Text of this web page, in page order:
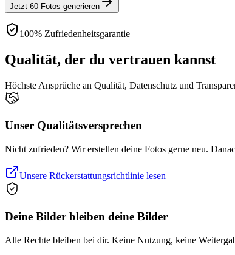
Jetzt 60 Fotos generieren
100% Zufriedenheitsgarantie
Qualität, der du vertrauen kannst
Höchste Ansprüche an Qualität, Datenschutz und
Unser Qualitätsversprechen
Nicht zufrieden? Wir erstellen deine Fotos gerne neu.
Unsere Rückerstattungsrichtlinie lesen
Deine Bilder bleiben deine Bilder
Alle Rechte bleiben bei dir. Keine Nutzung, keine